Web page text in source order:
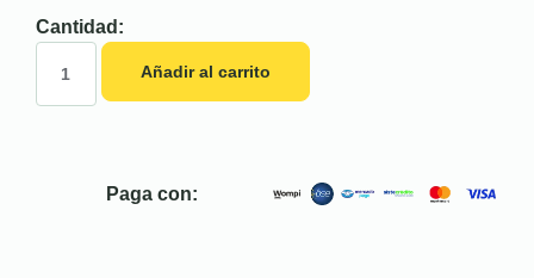
Cantidad:
Añadir al carrito
Paga con: